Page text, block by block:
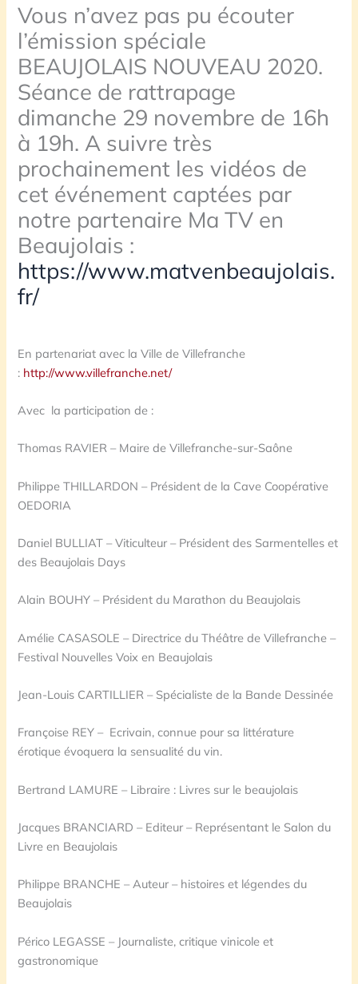
Vous n’avez pas pu écouter
l’émission spéciale
BEAUJOLAIS NOUVEAU 2020.
Séance de rattrapage
dimanche 29 novembre de 16h
à 19h. A suivre très
prochainement les vidéos de
cet événement captées par
notre partenaire Ma TV en
Beaujolais :
https://www.matvenbeaujolais.
fr/
En partenariat avec la Ville de Villefranche
: http://www.villefranche.net/
Avec la participation de :
Thomas RAVIER – Maire de Villefranche-sur-Saône
Philippe THILLARDON – Président de la Cave Coopérative
OEDORIA
Daniel BULLIAT – Viticulteur – Président des Sarmentelles et
des Beaujolais Days
Alain BOUHY – Président du Marathon du Beaujolais
Amélie CASASOLE – Directrice du Théâtre de Villefranche –
Festival Nouvelles Voix en Beaujolais
Jean-Louis CARTILLIER – Spécialiste de la Bande Dessinée
Françoise REY – Ecrivain, connue pour sa littérature
érotique évoquera la sensualité du vin.
Bertrand LAMURE – Libraire : Livres sur le beaujolais
Jacques BRANCIARD – Editeur – Représentant le Salon du
Livre en Beaujolais
Philippe BRANCHE – Auteur – histoires et légendes du
Beaujolais
Périco LEGASSE – Journaliste, critique vinicole et
gastronomique